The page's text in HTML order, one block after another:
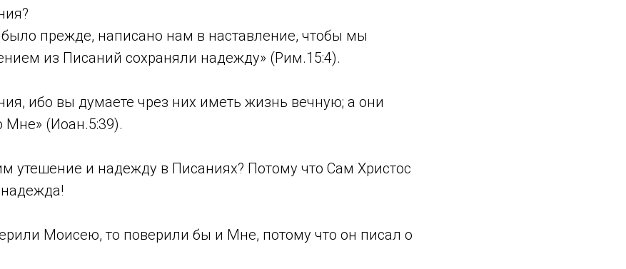
было прежде, написано нам в наставление, чтобы мы
из Писаний сохраняли надежду» (Рим.15:4).
ибо вы думаете чрез них иметь жизнь вечную; а они
Мне» (Иоан.5:39).
утешение и надежду в Писаниях? Потому что Сам Христос
Моисею, то поверили бы и Мне, потому что он писал о